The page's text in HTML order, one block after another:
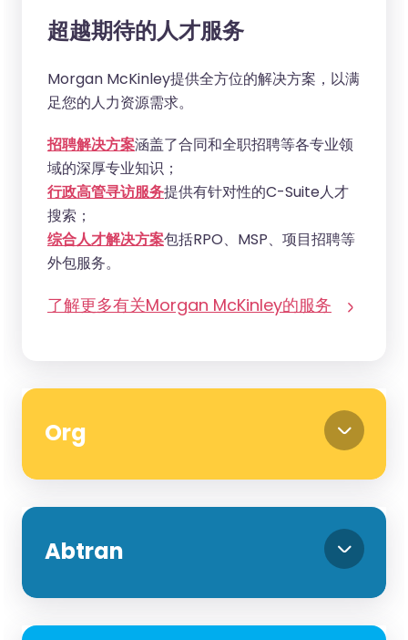
超越期待的人才服务
Morgan McKinley提供全方位的解决方案，以满
足您的人力资源需求。
招聘解决方案涵盖了合同和全职招聘等各专业领
域的深厚专业知识；
行政高管寻访服务提供有针对性的C-Suite人才
搜索；
综合人才解决方案包括RPO、MSP、项目招聘等
外包服务。
了解更多有关Morgan McKinley的服务
Org
Abtran